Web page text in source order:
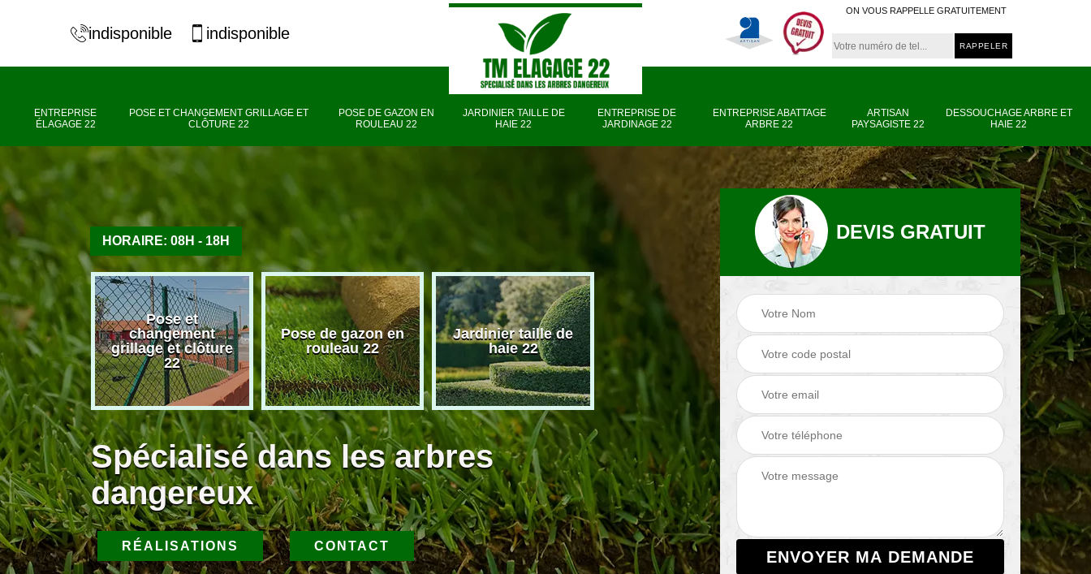
indisponible indisponible
ON VOUS RAPPELLE GRATUITEMENT
ENTREPRISE
ÉLAGAGE 22
POSE ET CHANGEMENT GRILLAGE ET
CLÔTURE 22
POSE DE GAZON EN
ROULEAU 22
JARDINIER TAILLE DE
HAIE 22
ENTREPRISE DE
JARDINAGE 22
ENTREPRISE ABATTAGE
ARBRE 22
ARTISAN
PAYSAGISTE 22
DESSOUCHAGE ARBRE ET
HAIE 22
HORAIRE: 08H - 18H
élagage
Pose et
changement
grillage et clôture
22
Pose de gazon en
rouleau 22
Jardinier taille de
haie 22
Entreprise de
jardinage 22
Entreprise abattage
arbre 22
Artisan paysagiste
22
Spécialisé dans les arbres
dangereux
RÉALISATIONS CONTACT
DEVIS GRATUIT